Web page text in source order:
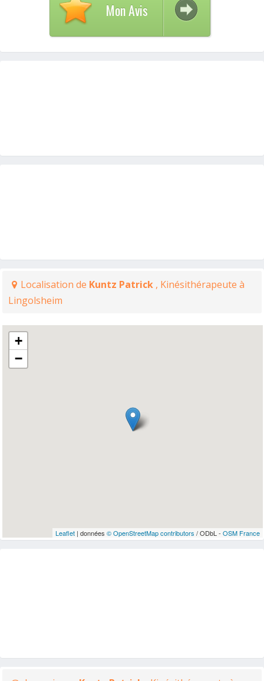
Mon Avis
Localisation de Kuntz Patrick , Kinésithérapeute à
Lingolsheim
+
−
Leaflet| données © OpenStreetMap contributors / ODbL - OSM France